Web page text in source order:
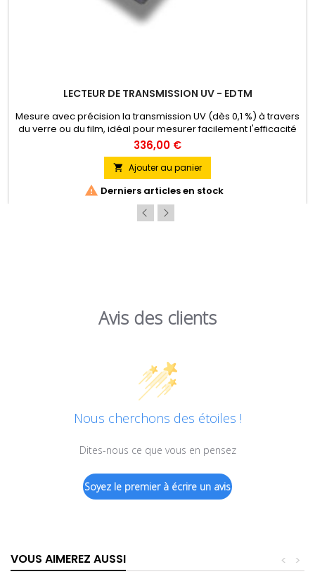
LECTEUR DE TRANSMISSION UV - EDTM
Mesure avec précision la transmission UV (dès 0,1 %) à travers
du verre ou du film, idéal pour mesurer facilement l'efficacité
anti-UV des films.
336,00 €
 Ajouter au panier
 Derniers articles en stock
Avis des clients
Nous cherchons des étoiles !
Dites-nous ce que vous en pensez
Soyez le premier à écrire un avis
VOUS AIMEREZ AUSSI >
<